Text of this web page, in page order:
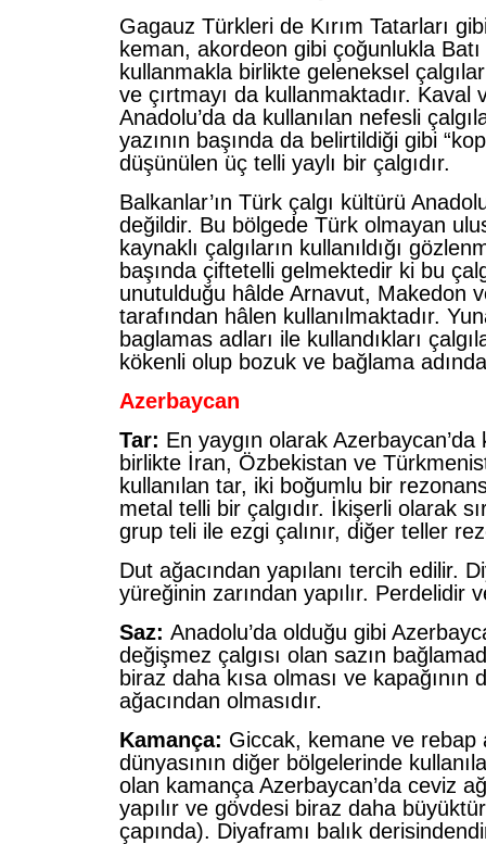
Gagauz Türkleri de Kırım Tatarları
keman, akordeon gibi çoğunlukla Batı
kullanmakla birlikte geleneksel
ve çırtmayı da kullanmaktadır. Kaval
Anadolu’da da kullanılan nefesli
yazının başında da belirtildiği gibi
düşünülen üç telli yaylı bir çalgıdır.
Balkanlar’ın Türk çalgı kültürü
değildir. Bu bölgede Türk olmayan
kaynaklı çalgıların kullanıldığı
başında çiftetelli gelmektedir ki bu
unutulduğu hâlde Arnavut, Makedon
tarafından hâlen kullanılmaktadır.
baglamas adları ile kullandıkları
kökenli olup bozuk ve bağlama
Azerbaycan
Tar: En yaygın olarak Azerbaycan’da
birlikte İran, Özbekistan ve
kullanılan tar, iki boğumlu bir
metal telli bir çalgıdır. İkişerli olarak
grup teli ile ezgi çalınır, diğer teller
Dut ağacından yapılanı tercih edilir.
yüreğinin zarından yapılır. Perdelidir
Saz: Anadolu’da olduğu gibi
değişmez çalgısı olan sazın
biraz daha kısa olması ve kapağının
ağacından olmasıdır.
Kamança: Giccak, kemane ve rebap
dünyasının diğer bölgelerinde
olan kamança Azerbaycan’da ceviz
yapılır ve gövdesi biraz daha
çapında). Diyaframı balık